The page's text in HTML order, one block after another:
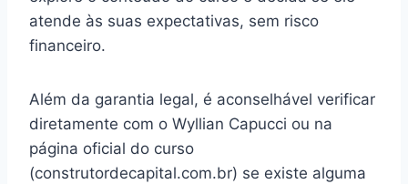
atende às suas expectativas, sem risco
financeiro.
Além da garantia legal, é aconselhável verificar
diretamente com o Wyllian Capucci ou na
página oficial do curso
(construtordecapital.com.br) se existe alguma